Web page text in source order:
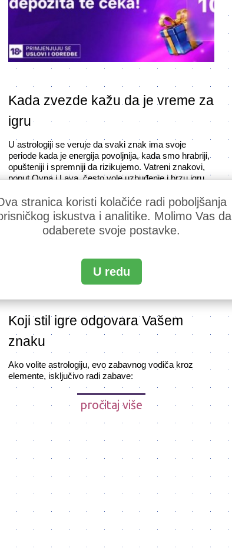
Kada zvezde kažu da je vreme za
igru
U astrologiji se veruje da svaki znak ima svoje
periode kada je energija povoljnija, kada smo hrabriji,
opušteniji i spremniji da rizikujemo. Vatreni znakovi,
poput Ovna i Lava, često vole uzbuđenje i brzu igru,
biraju strpljiv i promišljen pristup.
Mesečeve mene i takozvani "srećni dani" mnogima
daju dodatnu dozu samopouzdanja. I to je sasvim u
na raspoloženje, ali ishod igre uvek zavisi od slučaja.
Zato "srećan dan" shvatite kao poziv da se opustite, a
Koji stil igre odgovara Vašem
znaku
Ako volite astrologiju, evo zabavnog vodiča kroz
elemente, isključivo radi zabave:
pročitaj više
stranica koristi kolačiće radi poboljšanja
iskustva i analitike. Molimo Vas da
odaberete svoje postavke.
U redu